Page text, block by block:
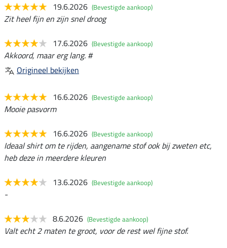
19.6.2026 (Bevestigde aankoop)
Zit heel fijn en zijn snel droog
17.6.2026 (Bevestigde aankoop)
Akkoord, maar erg lang. #
Origineel bekijken
16.6.2026 (Bevestigde aankoop)
Mooie pasvorm
16.6.2026 (Bevestigde aankoop)
Ideaal shirt om te rijden, aangename stof ook bij zweten etc,
heb deze in meerdere kleuren
13.6.2026 (Bevestigde aankoop)
-
8.6.2026 (Bevestigde aankoop)
Valt echt 2 maten te groot, voor de rest wel fijne stof.